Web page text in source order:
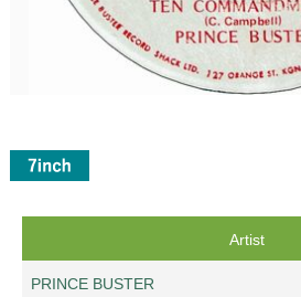
Artist
PRINCE BUSTER